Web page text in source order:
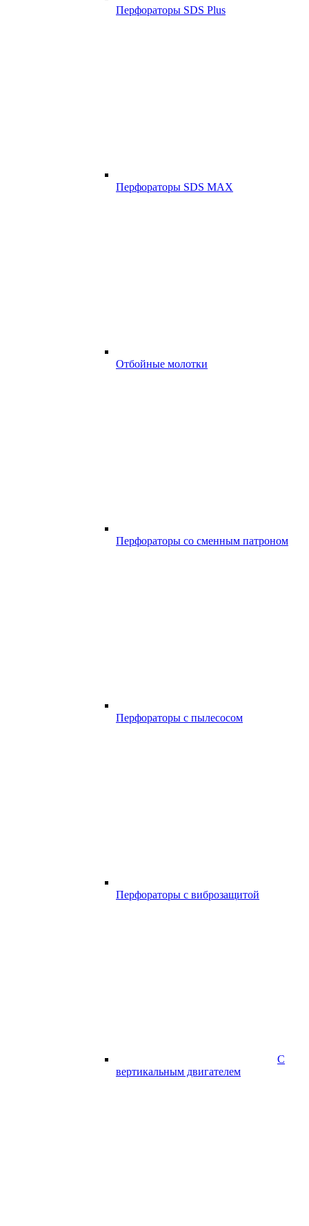
Перфораторы SDS Plus
Перфораторы SDS MAX
Отбойные молотки
Перфораторы со сменным патроном
Перфораторы с пылесосом
Перфораторы с виброзащитой
С
вертикальным двигателем